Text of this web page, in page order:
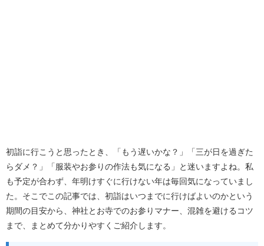
初詣に行こうと思ったとき、「もう遅いかな？」「三が日を過ぎた
らダメ？」「服装やお参りの作法も気になる」と迷いますよね。私
も予定が合わず、年明けすぐに行けない年は毎回気になっていまし
た。そこでこの記事では、初詣はいつまでに行けばよいのかという
期間の目安から、神社とお寺でのお参りマナー、混雑を避けるコツ
まで、まとめて分かりやすくご紹介します。